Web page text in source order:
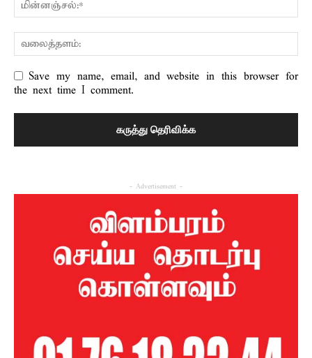
Save my name, email, and website in this browser for
the next time I comment.
- Advertisement -